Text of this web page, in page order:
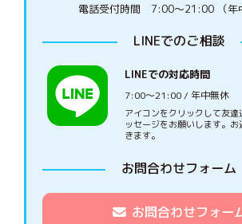
電話受付時間 7:00〜21:00 （年
LINEでのご相談
LINEでの対応時間
7:00〜21:00 / 年中無休
アイコンをクリックして友
ッセージをお願いします。
きます。
お問合わせフォーム
お問合わせフォー